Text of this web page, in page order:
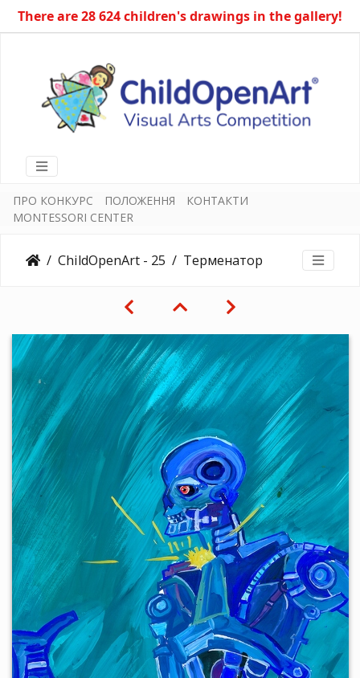
There are 28 624 children's drawings in the gallery!
ПРО КОНКУРС ПОЛОЖЕННЯ
КОНТАКТИ
MONTESSORI CENTER
ChildOpenArt - 25 Терменатор